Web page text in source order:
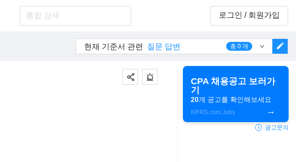
로그인 / 회원가입
현재 기준서 관련 질문 답변 총 0 개 edit
CPA 채용공고 보러가
기
20개 공고를 확인해보세요
KIFRS.com Jobs
i 광고문의